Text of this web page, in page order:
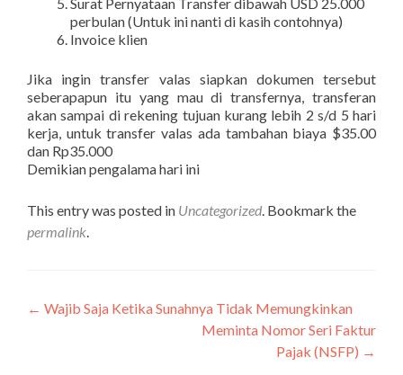
perbulan (Untuk ini nanti di kasih contohnya)
Invoice klien
Jika ingin transfer valas siapkan dokumen tersebut
seberapapun itu yang mau di transfernya, transferan
akan sampai di rekening tujuan kurang lebih 2 s/d 5 hari
kerja, untuk transfer valas ada tambahan biaya $35.00
dan Rp35.000
Demikian pengalama hari ini
This entry was posted in Uncategorized. Bookmark the
permalink.
Post
← Wajib Saja Ketika Sunahnya Tidak Memungkinkan
Meminta Nomor Seri Faktur
Pajak (NSFP) →